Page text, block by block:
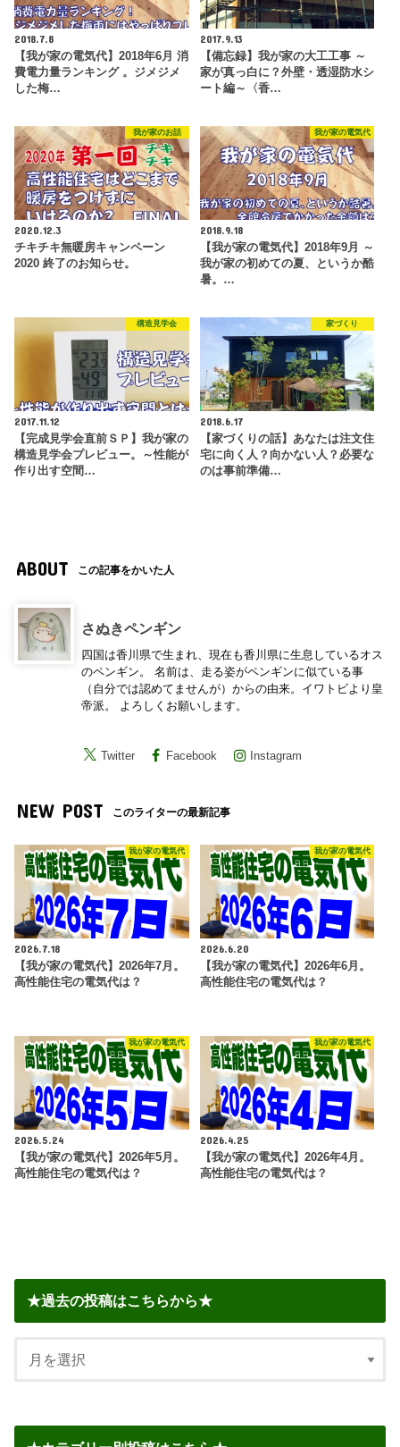
2018.7.8
【我が家の電気代】2018年6月 消
費電力量ランキング 。ジメジメ
した梅…
2017.9.13
【備忘録】我が家の大工工事 ～
家が真っ白に？外壁・透湿防水シ
ート編～〈香…
我が家のお話
2020.12.3
チキチキ無暖房キャンペーン
2020 終了のお知らせ。
我が家の電気代
2018.9.18
【我が家の電気代】2018年9月 ～
我が家の初めての夏、というか酷
暑。…
構造見学会
2017.11.12
【完成見学会直前ＳＰ】我が家の
構造見学会プレビュー。～性能が
作り出す空間…
家づくり
2018.6.17
【家づくりの話】あなたは注文住
宅に向く人？向かない人？必要な
のは事前準備…
ABOUT この記事をかいた人
さぬきペンギン
四国は香川県で生まれ、現在も香川県に生息しているオス
のペンギン。 名前は、走る姿がペンギンに似ている事
（自分では認めてませんが）からの由来。イワトビより皇
帝派。 よろしくお願いします。
Twitter Facebook Instagram
NEW POST このライターの最新記事
我が家の電気代
2026.7.18
【我が家の電気代】2026年7月。
高性能住宅の電気代は？
我が家の電気代
2026.6.20
【我が家の電気代】2026年6月。
高性能住宅の電気代は？
我が家の電気代
2026.5.24
【我が家の電気代】2026年5月。
高性能住宅の電気代は？
我が家の電気代
2026.4.25
【我が家の電気代】2026年4月。
高性能住宅の電気代は？
★過去の投稿はこちらから★